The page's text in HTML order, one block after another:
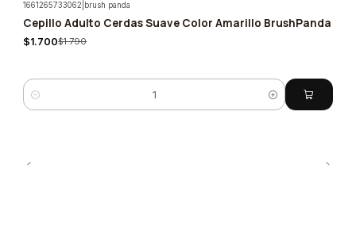
-5%
1661265733062 brush panda
Cepillo Adulto Cerdas Suave Color Amarillo BrushPanda
$1.700$1.790
Quantity